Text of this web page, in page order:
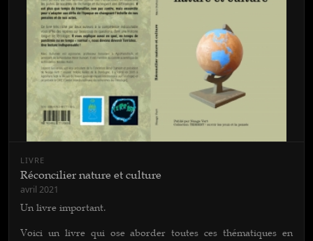
LIVRE
Réconcilier nature et culture
avril 2021
Un livre important.
Voici un livre qui ose aborder toutes ces thématiques en